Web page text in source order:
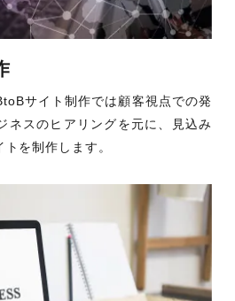
サイト制作では顧客視点での発
ネスのヒアリングを元に、見込み
を制作します。